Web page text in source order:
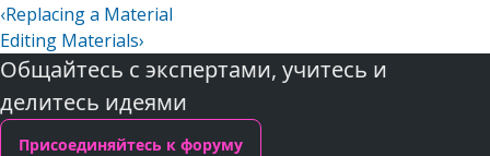
‹Replacing a Material
Editing Materials›
Общайтесь с экспертами, учитесь и
делитесь идеями
Присоединяйтесь к форуму